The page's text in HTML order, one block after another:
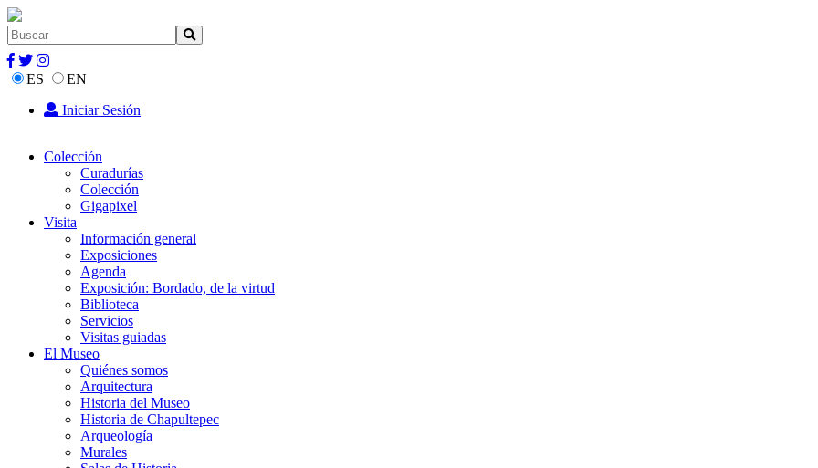
ES
EN
Iniciar Sesión
Colección
Curadurías
Colección
Gigapixel
Visita
Información general
Exposiciones
Agenda
Exposición: Bordado, de la virtud
Biblioteca
Servicios
Visitas guiadas
El Museo
Quiénes somos
Arquitectura
Historia del Museo
Historia de Chapultepec
Arqueología
Murales